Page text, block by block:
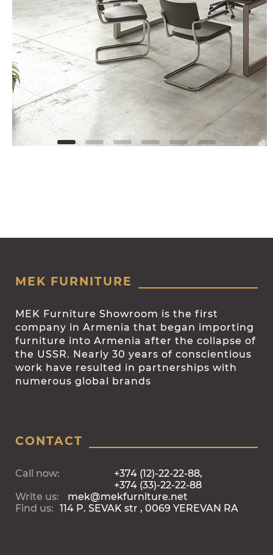
MEK FURNITURE
MEK Furniture Showroom is the first
company in Armenia that began importing
furniture into Armenia after the collapse of
the USSR. Nearly 30 years of conscientious
work have resulted in partnerships with
numerous global brands
CONTACT
Call now:
+374 (12)-22-22-88,
+374 (33)-22-22-88
Write us:
mek@mekfurniture.net
Find us: 114 P. SEVAK str , 0069 YEREVAN RA